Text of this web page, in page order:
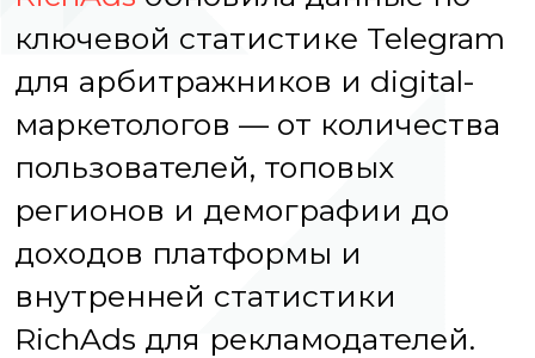
ключевой статистике Telegram
для арбитражников и digital-
маркетологов — от количества
пользователей, топовых
регионов и демографии до
доходов платформы и
внутренней статистики
RichAds для рекламодателей.